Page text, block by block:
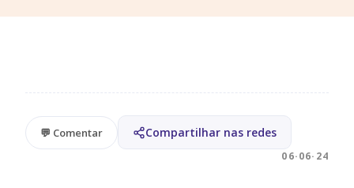
💬 Comentar Compartilhar nas redes
06·06·24